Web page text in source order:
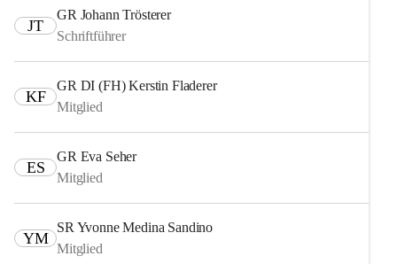
JT
GR Johann Trösterer
Schriftführer
KF
GR DI (FH) Kerstin Fladerer
Mitglied
ES
GR Eva Seher
Mitglied
YM
SR Yvonne Medina Sandino
Mitglied